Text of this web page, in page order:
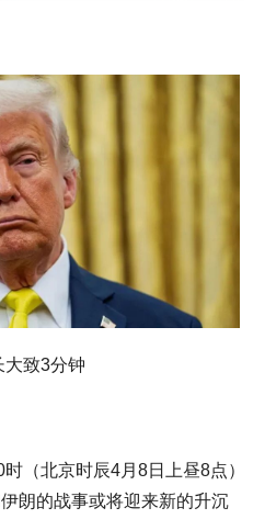
大致3分钟
（北京时辰4月8日上昼8点）
朗的战事或将迎来新的升沉